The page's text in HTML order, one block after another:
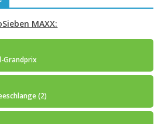
MAXX:
Grandprix
(2)